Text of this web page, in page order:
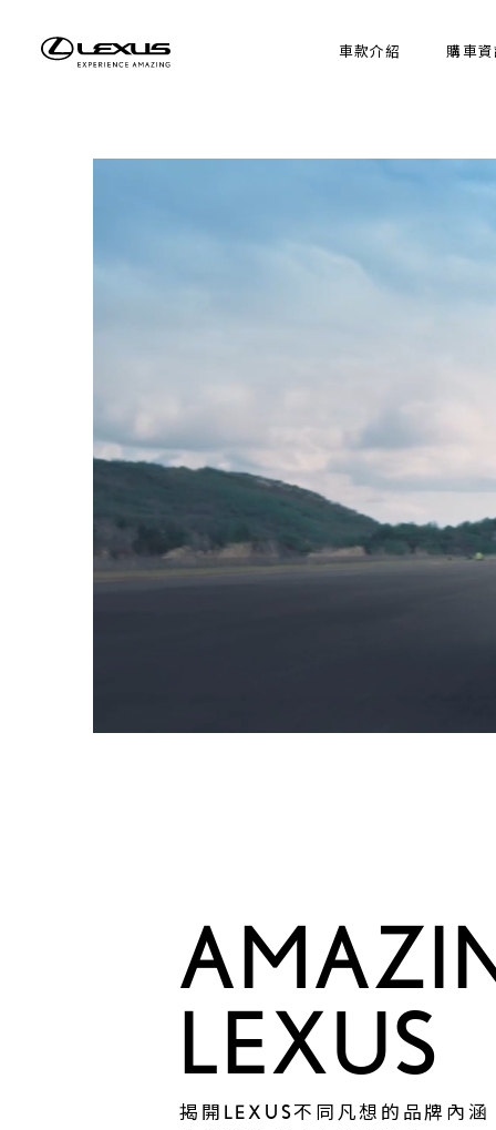
車款介紹 購車
LEXUS
揭開LEXUS不同凡想的品牌內涵